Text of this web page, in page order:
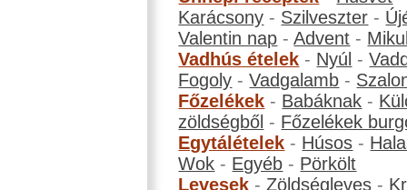
Karácsony - Szilveszter -
Valentin nap -Advent -
Vadhús ételek - Nyúl -
Fogoly -Vadgalamb -
Főzelékek - Babáknak -
zöldségből - Főzelékek
Egytálételek - Húsos -
Wok - Egyéb - Pörkölt
Levesek -Zöldségleves -